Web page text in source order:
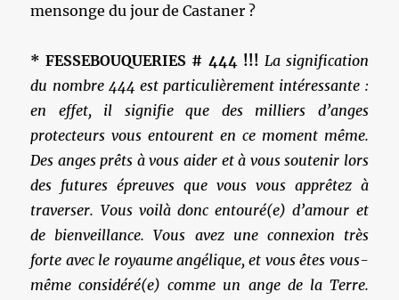
mensonge du jour de Castaner ?
* FESSEBOUQUERIES # 444 !!! La signification
du nombre 444 est particulièrement intéressante :
en effet, il signifie que des milliers d’anges
protecteurs vous entourent en ce moment même.
Des anges prêts à vous aider et à vous soutenir lors
des futures épreuves que vous vous apprêtez à
traverser. Vous voilà donc entouré(e) d’amour et
de bienveillance. Vous avez une connexion très
forte avec le royaume angélique, et vous êtes vous-
même considéré(e) comme un ange de la Terre.